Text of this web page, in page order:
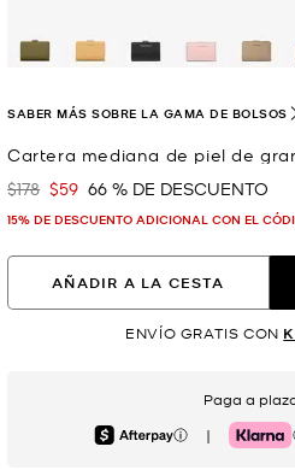
Cartera mediana de piel de
Era
$178 Ahora
$59 66 % DE DESCUENTO
15% DE DESCUENTO ADICIONAL CON EL
SABER MÁS SOBRE LA GAMA DE BOLSOS
AÑADIR A LA CESTA
ENVÍO GRATIS CON
Paga a
Afterpay | Klarna